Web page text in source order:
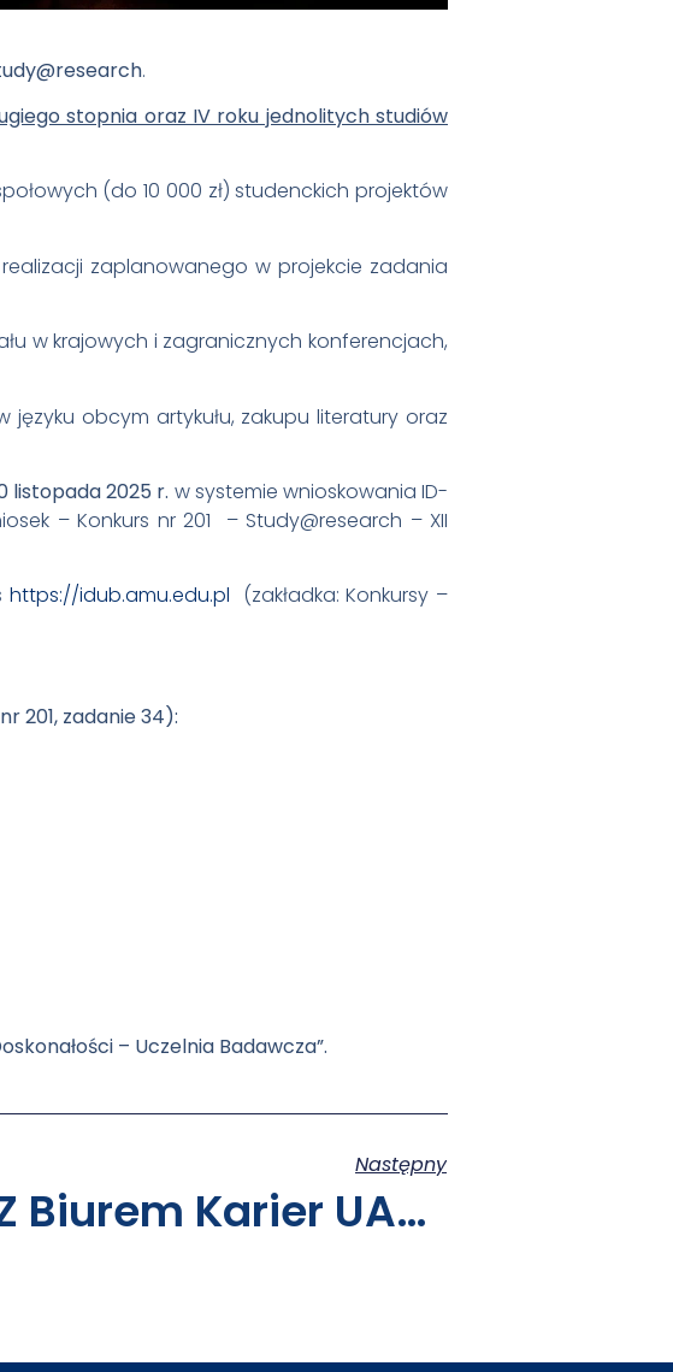
.
stopnia oraz IV roku jednolitych studiów
(do 10 000 zł) studenckich projektów
zaplanowanego w projekcie zadania
w krajowych i zagranicznych konferencjach,
obcym artykułu, zakupu literatury oraz
listopada 2025 r. w systemie wnioskowania ID-
– Konkurs nr 201 – Study@research – XII
https://idub.amu.edu.pl (zakładka: Konkursy –
201, zadanie 34):
– Uczelnia Badawcza”.
Następny
Dzień Z Biurem Karier UAM Na Wydziale Biologii